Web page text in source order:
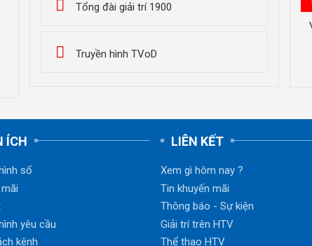
Tổng đài giải trí 1900
Truyền hình TVoD
ÍCH
số
yêu cầu
kênh
LIÊN KẾT
Xem gì hôm nay ?
Tin khuyến mãi
Thông báo - Sự kiện
Giải trí trên HTV
Thể thao HTV